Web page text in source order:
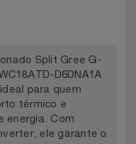
Split Gree G-
D6DNA1A
para quem
térmico e
energia. Com
ele garante o